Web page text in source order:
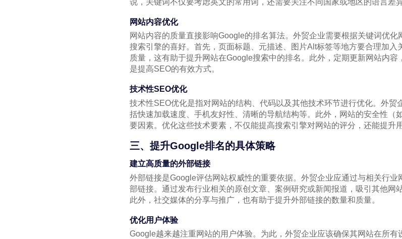
网站内容优化
网站内容的质量直接影响Google的排名算法。外贸企业需要根据关键词优
搜索引擎的喜好。首先，页面标题、元描述、图片Alt标签等地方要合理加入
质量，这有助于提升网站在Google搜索中的排名。此外，定期更新网站内
是提高SEO的有效方式。
技术性SEO优化
技术性SEO优化是指对网站的结构、代码以及其他技术环节进行优化。外贸
括快速加载速度、手机友好性、清晰的导航结构等。此外，网站的安全性（
要因素。优化这些技术要素，不仅能提高搜索引擎对网站的评分，还能提升
三、提升Google排名的具体策略
建立高质量的外部链接
外部链接是Google评估网站权威性的重要依据。外贸企业应通过与相关行
部链接。通过发布行业相关的原创文章、案例研究或新闻报道，吸引其他网
此外，社交媒体的分享与推广，也有助于提升外部链接的数量和质量。
优化用户体验
Google越来越注重网站的用户体验。为此，外贸企业应该确保其网站在所